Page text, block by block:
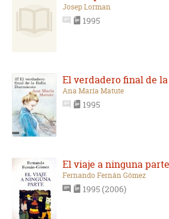
Josep Lorman
1995
El verdadero final de
Ana María Matute
1995
El viaje a ninguna parte
Fernando Fernán Gómez
1995 (2006)